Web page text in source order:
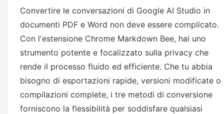
Convertire le conversazioni di Google AI Studio in
documenti PDF e Word non deve essere complicato.
Con l'estensione Chrome Markdown Bee, hai uno
strumento potente e focalizzato sulla privacy che
rende il processo fluido ed efficiente. Che tu abbia
bisogno di esportazioni rapide, versioni modificate o
compilazioni complete, i tre metodi di conversione
forniscono la flessibilità per soddisfare qualsiasi